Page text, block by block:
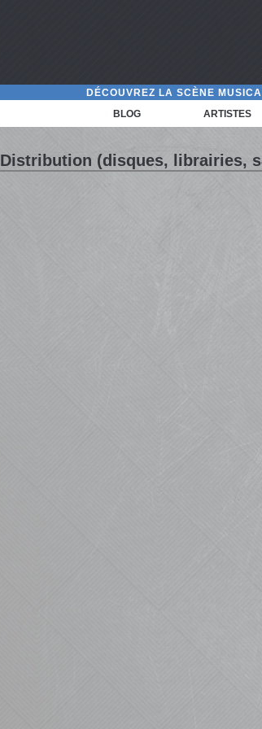
DÉCOUVREZ LA SCÈNE
BLOG
ARTISTES
Distribution (disques, librairies,